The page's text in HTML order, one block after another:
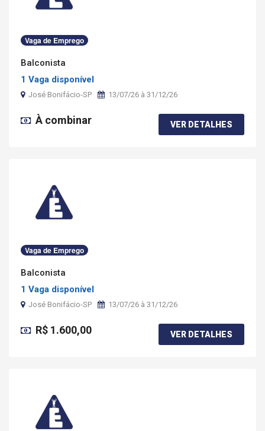
Vaga de Emprego
Balconista
1 Vaga disponível
José Bonifácio-SP 13/07/26 à 31/12/26
À combinar VER DETALHES
Vaga de Emprego
Balconista
1 Vaga disponível
José Bonifácio-SP 13/07/26 à 31/12/26
R$ 1.600,00 VER DETALHES